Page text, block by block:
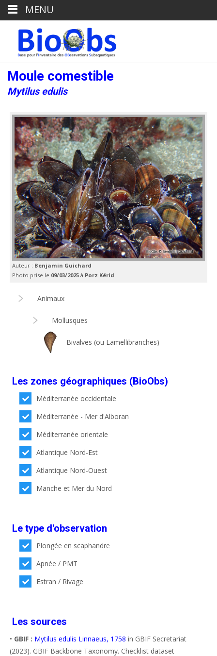
Moule comestible
Mytilus edulis
Auteur : Benjamin Guichard
Photo prise le 09/03/2025 à Porz Kérid
Animaux
Mollusques
Bivalves (ou Lamellibranches)
Les zones géographiques (BioObs)
Méditerranée occidentale
Méditerranée - Mer d'Alboran
Méditerranée orientale
Atlantique Nord-Est
Atlantique Nord-Ouest
Manche et Mer du Nord
Le type d'observation
Plongée en scaphandre
Apnée / PMT
Estran / Rivage
Les sources
• GBIF : Mytilus edulis Linnaeus, 1758 in GBIF Secretariat
(2023). GBIF Backbone Taxonomy. Checklist dataset
MENU